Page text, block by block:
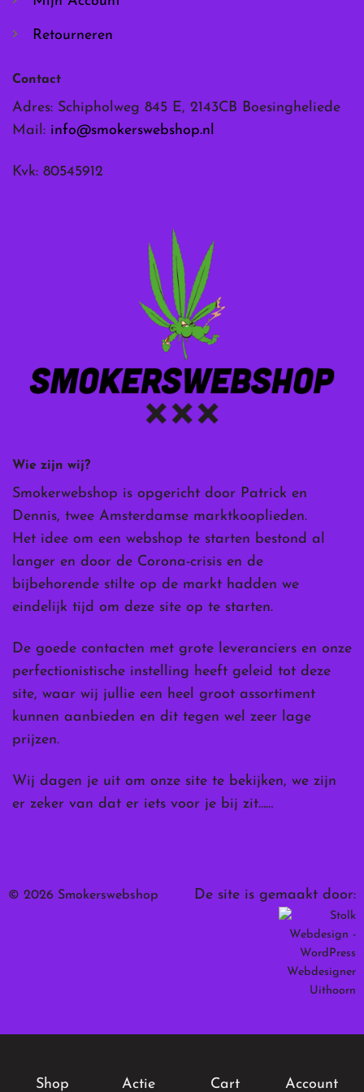
Wie zijn wij?
Smokerwebshop is opgericht door Patrick en
Dennis, twee Amsterdamse marktkooplieden.
Het idee om een webshop te starten bestond al
langer en door de Corona-crisis en de
bijbehorende stilte op de markt hadden we
eindelijk tijd om deze site op te starten.
De goede contacten met grote leveranciers en onze
perfectionistische instelling heeft geleid tot deze
site, waar wij jullie een heel groot assortiment
kunnen aanbieden en dit tegen wel zeer lage
prijzen.
Wij dagen je uit om onze site te bekijken, we zijn
er zeker van dat er iets voor je bij zit……
Retourneren
Contact
Adres: Schipholweg 845 E, 2143CB Boesingheliede
Mail: info@smokerswebshop.nl
Kvk: 80545912
© 2026 Smokerswebshop De site is gemaakt door:
Shop Actie Cart Account